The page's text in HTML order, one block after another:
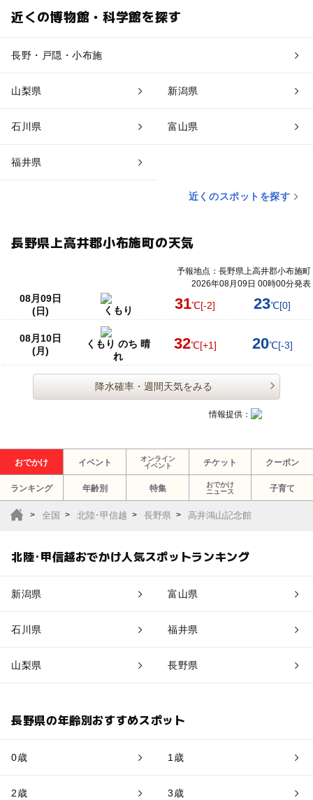
近くの博物館・科学館を探す
長野・戸隠・小布施
山梨県 新潟県
石川県 富山県
福井県
近くのスポットを探す
長野県上高井郡小布施町の天気
予報地点：長野県上高井郡小布施町
2026年08月09日 00時00分発表
08月09日
(日)
くもり 31℃[-2] 23℃[0]
08月10日
(月)
くもり のち 晴
れ
32℃[+1] 20℃[-3]
降水確率・週間天気をみる
情報提供：
おでかけ イベント
オンライン
イベント
チケット クーポン
ランキング 年齢別 特集
おでかけ
ニュース
子育て
全国 北陸･甲信越 長野県 高井鴻山記念館
北陸･甲信越おでかけ人気スポットランキング
新潟県 富山県
石川県 福井県
山梨県 長野県
長野県の年齢別おすすめスポット
0歳 1歳
2歳 3歳